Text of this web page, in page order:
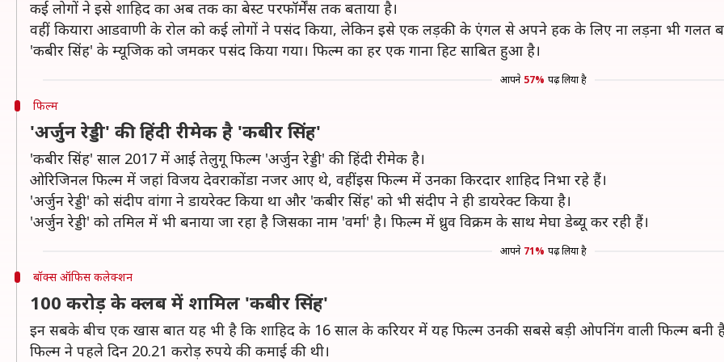
कई लोगों ने इसे शाहिद का अब तक का बेस्ट परफॉर्मेंस तक बताया है।
वहीं, कियारा आडवाणी के रोल को कई लोगों ने पसंद किया, लेकिन इसे एक लड़की के एंगल से अपने हक के लिए ना लड़ना भी गलत
'कबीर सिंह' के म्यूजिक को जमकर पसंद किया गया। फिल्म का हर एक गाना हिट साबित हुआ है।
आपने 57% पढ़ लिया है
फिल्म
'अर्जुन रेड्डी' की हिंदी रीमेक है 'कबीर सिंह'
'कबीर सिंह' साल 2017 में आई तेलुगू फिल्म 'अर्जुन रेड्डी' की हिंदी रीमेक है।
ओरिजिनल फिल्म में जहां विजय देवराकोंडा नजर आए थे, वहीं इस फिल्म में उनका किरदार शाहिद निभा रहे हैं।
'अर्जुन रेड्डी' को संदीप वांगा ने डायरेक्ट किया था और 'कबीर सिंह' को भी संदीप ने ही डायरेक्ट किया है।
'अर्जुन रेड्डी' को तमिल में भी बनाया जा रहा है जिसका नाम 'वर्मा' है। फिल्म में ध्रुव विक्रम के साथ मेघा डेब्यू कर रही हैं।
आपने 71% पढ़ लिया है
बॉक्स ऑफिस कलेक्शन
100 करोड़ के क्लब में शामिल 'कबीर सिंह'
इन सबके बीच एक खास बात यह भी है कि शाहिद के 16 साल के करियर में यह फिल्म उनकी सबसे बड़ी ओपनिंग वाली फिल्म बनी
फिल्म ने पहले दिन 20.21 करोड़ रुपये की कमाई की थी।